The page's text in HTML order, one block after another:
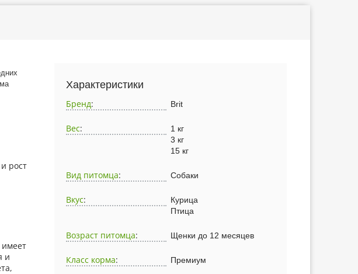
рост
и
Характеристики
Бренд: Brit
Вес:
1 кг
3 кг
15 кг
Вид питомца: Собаки
Вкус:
Курица
Птица
Возраст питомца: Щенки до 12 месяцев
Класс корма: Премиум